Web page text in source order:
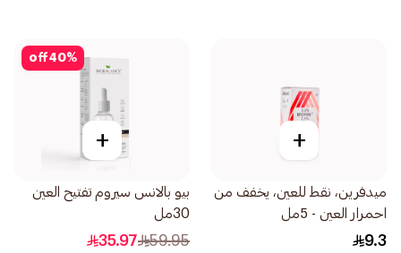
+
ميدفرين، نقط للعين، يخفف من
احمرار العين - 5مل
9.3
40%
off
+
بيو بالانس سيروم تفتيح العين
30مل
59.95
35.97